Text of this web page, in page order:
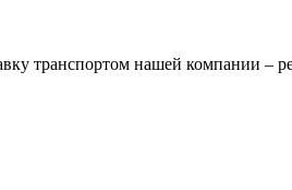
транспортом нашей компании –